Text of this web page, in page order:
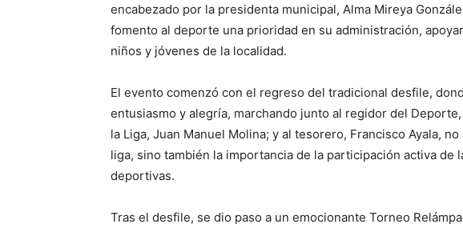
encabezado por la presidenta municipal, Alma Mireya
fomento al deporte una prioridad en su administración,
niños y jóvenes de la localidad.
El evento comenzó con el regreso del tradicional desfile,
entusiasmo y alegría, marchando junto al regidor del
la Liga, Juan Manuel Molina; y al tesorero, Francisco Ayala,
liga, sino también la importancia de la participación activa de
deportivas.
Tras el desfile, se dio paso a un emocionante Torneo